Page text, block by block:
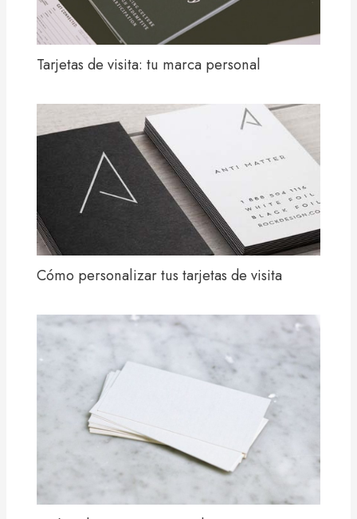
Tarjetas de visita: tu marca personal
Cómo personalizar tus tarjetas de visita